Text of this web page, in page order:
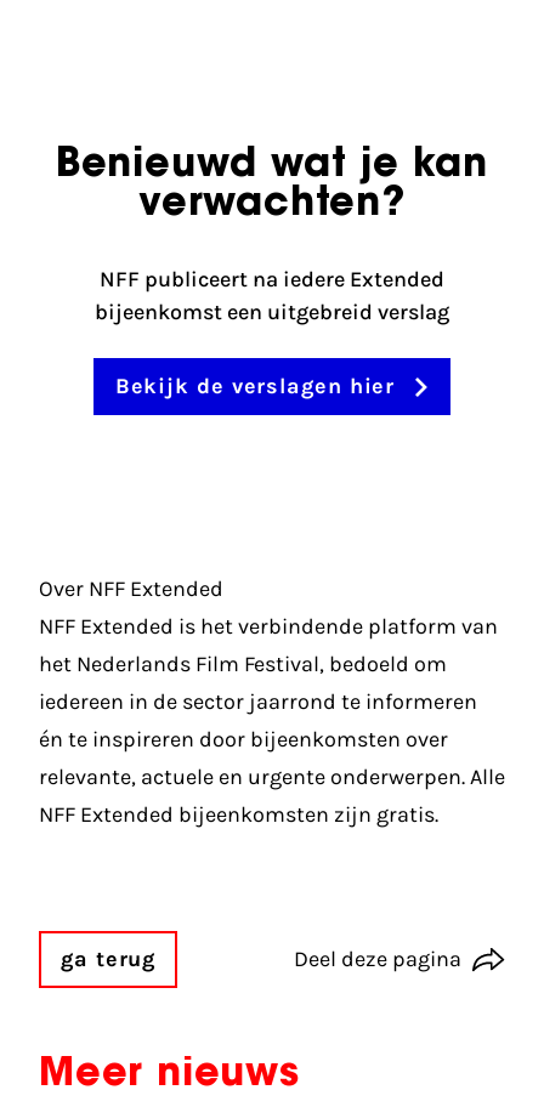
Benieuwd wat je kan
verwachten?
NFF publiceert na iedere Extended
bijeenkomst een uitgebreid verslag
Bekijk de verslagen hier
Over NFF Extended
NFF Extended is het verbindende platform van
het Nederlands Film Festival, bedoeld om
iedereen in de sector jaarrond te informeren
én te inspireren door bijeenkomsten over
relevante, actuele en urgente onderwerpen. Alle
NFF Extended bijeenkomsten zijn gratis.
ga terug Deel deze pagina
Meer nieuws